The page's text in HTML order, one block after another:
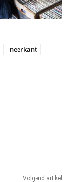
neerkant
Volgend artikel